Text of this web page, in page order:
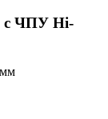
с ЧПУ Hi-